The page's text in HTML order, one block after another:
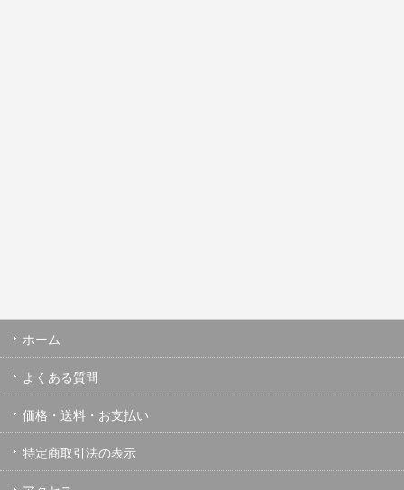
ホーム
よくある質問
価格・送料・お支払い
特定商取引法の表示